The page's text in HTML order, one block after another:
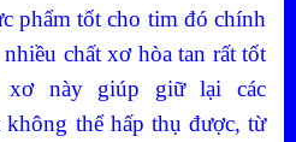
phẩm tốt cho tim đó chính
chất xơ hòa tan rất tốt
xơ này giúp giữ lại các
không thể hấp thụ được, từ